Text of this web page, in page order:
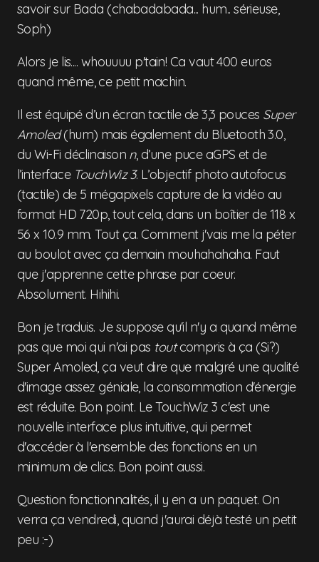
savoir sur Bada (chabadabada... hum.. sérieuse,
Soph)
Alors je lis.... whouuuu p'tain! Ca vaut 400 euros
quand même, ce petit machin.
Il est équipé d’un écran tactile de 3,3 pouces Super
Amoled(hum) mais également du Bluetooth 3.0,
du Wi-Fi déclinaison n, d’une puce aGPS et de
l’interface TouchWiz 3. L’objectif photo autofocus
(tactile) de 5 mégapixels capture de la vidéo au
format HD 720p, tout cela, dans un boîtier de 118 x
56 x 10.9 mm. Tout ça. Comment j'vais me la péter
au boulot avec ça demain mouhahahaha. Faut
que j'apprenne cette phrase par coeur.
Absolument. Hihihi.
Bon je traduis. Je suppose qu'il n'y a quand même
pas que moi qui n'ai pas toutcompris à ça (Si?)
Super Amoled, ça veut dire que malgré une qualité
d'image assez géniale, la consommation d'énergie
est réduite. Bon point. Le TouchWiz 3 c'est une
nouvelle interface plus intuitive, qui permet
d'accéder à l'ensemble des fonctions en un
minimum de clics. Bon point aussi.
Question fonctionnalités, il y en a un paquet. On
verra ça vendredi, quand j'aurai déjà testé un petit
peu :-)